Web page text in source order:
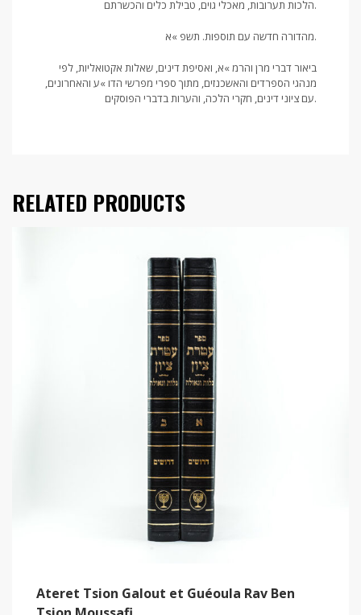
הלכות תערובות, מאכלי גוים, טבילת כלים והכשרתם.
מהדורה חדשה עם תוספות. תשפ »א.
ביאור דברי מרן והרמ »א, ואסיפת דינים, שאלות אקטואליות, לפי
מנהגי הספרדים והאשכנזים, מתוך ספרי מפרשי הדו »ע והאחרונים,
עם ציוני דינים, חקרי הלכה, והערות בדברי הפוסקים.
RELATED PRODUCTS
Ateret Tsion Galout et Guéoula Rav Ben